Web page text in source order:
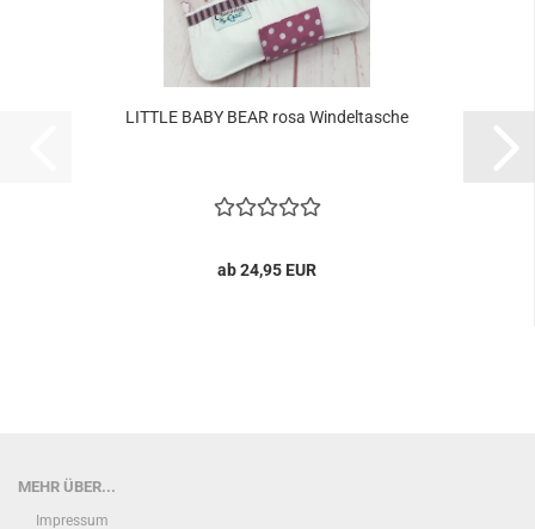
LITTLE BABY BEAR rosa Windeltasche
ab 24,95 EUR
MEHR ÜBER...
Impressum